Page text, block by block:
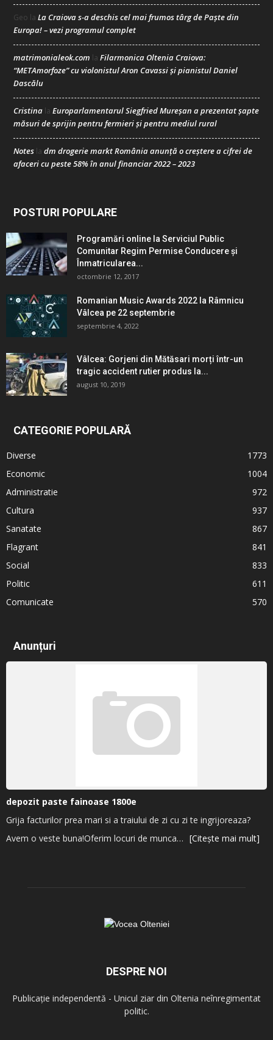
Geo la La Craiova s-a deschis cel mai frumos târg de Paște din
Europa! – vezi programul complet
matrimonialeok.com la Filarmonica Oltenia Craiova:
“METAmorfoze” cu violonistul Aron Cavassi și pianistul Daniel
Dascălu
Cristina la Europarlamentarul Siegfried Mureșan a prezentat șapte
măsuri de sprijin pentru fermieri și pentru mediul rural
Notes la dm drogerie markt România anunță o creștere a cifrei de
afaceri cu peste 58% în anul financiar 2022 – 2023
POSTURI POPULARE
Programări online la Serviciul Public
Comunitar Regim Permise Conducere şi
Înmatricularea...
octombrie 12, 2017
Romanian Music Awards 2022 la Râmnicu
Vâlcea pe 22 septembrie
septembrie 4, 2022
Vâlcea: Gorjeni din Mătăsari morți într-un
tragic accident rutier produs la...
august 10, 2019
CATEGORIE POPULARĂ
Diverse
1773
Economic
1004
Administratie
972
Cultura
937
Sanatate
867
Flagrant
841
Social
833
Politic
611
Comunicate
570
Anunțuri
depozit paste fainoase 1800e
Grija facturilor prea mari si a traiului de zi cu zi te ingrijoreaza?
Avem o veste buna!Oferim locuri de munca… [Citește mai mult]
DESPRE NOI
Publicație independentă - Unicul ziar din Oltenia neînregimentat
politic.